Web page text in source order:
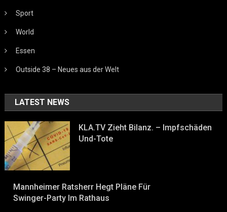
Sport
World
Essen
Outside 38 – Neues aus der Welt
LATEST NEWS
KLA.TV Zieht Bilanz. – Impfschäden
Und-Tote
Mannheimer Ratsherr Hegt Pläne Für
Swinger-Party Im Rathaus